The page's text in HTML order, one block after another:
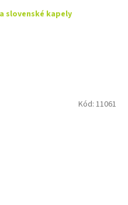
slovenské kapely
Kód: 11061